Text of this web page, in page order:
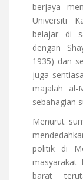
berjaya
Universiti
belajar di
dengan
1935) dan
juga
majalah al-
sebahagian
Menurut
politik di
masyarakat
barat